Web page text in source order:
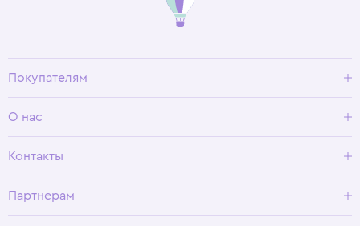
Покупателям
Условия возврата
О нас
Программа лояльности
Контакты
Партнерам